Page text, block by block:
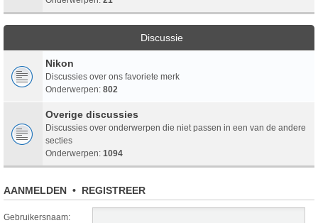
Discussie
Nikon
Discussies over ons favoriete merk
Onderwerpen: 802
Overige discussies
Discussies over onderwerpen die niet passen in een van de andere
secties
Onderwerpen: 1094
AANMELDEN • REGISTREER
Gebruikersnaam: